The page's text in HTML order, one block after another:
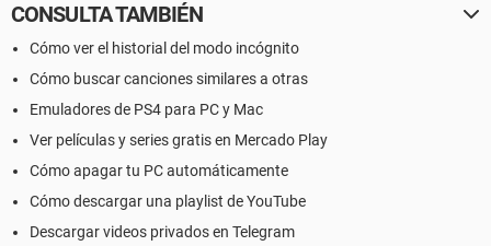
CONSULTA TAMBIÉN
Cómo ver el historial del modo incógnito
Cómo buscar canciones similares a otras
Emuladores de PS4 para PC y Mac
Ver películas y series gratis en Mercado Play
Cómo apagar tu PC automáticamente
Cómo descargar una playlist de YouTube
Descargar videos privados en Telegram